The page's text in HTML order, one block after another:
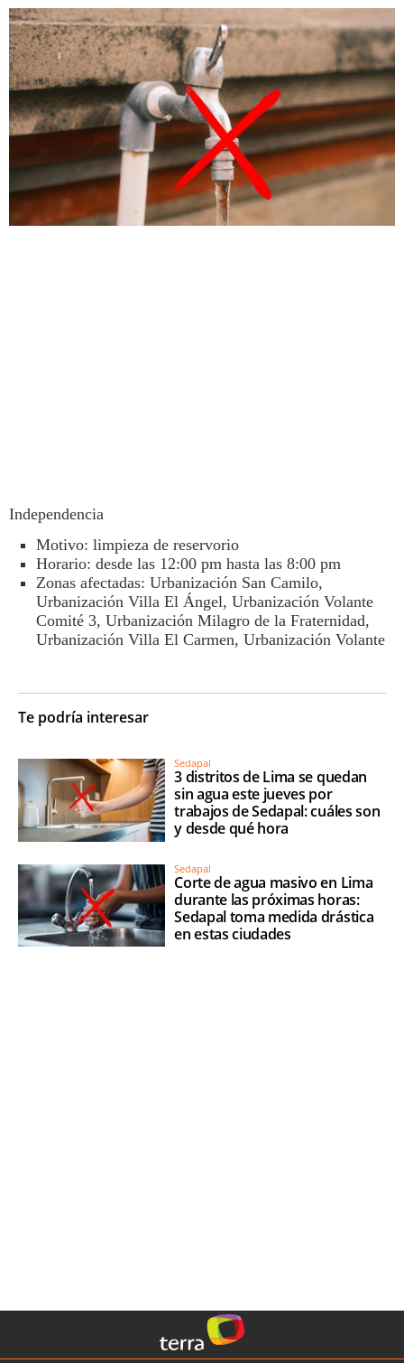
Independencia
Motivo: limpieza de reservorio
Horario: desde las 12:00 pm hasta las 8:00 pm
Zonas afectadas: Urbanización San Camilo,
Urbanización Villa El Ángel, Urbanización Volante
Comité 3, Urbanización Milagro de la Fraternidad,
Urbanización Villa El Carmen, Urbanización Volante
Te podría interesar
Sedapal
3 distritos de Lima se quedan
sin agua este jueves por
trabajos de Sedapal: cuáles son
y desde qué hora
Sedapal
Corte de agua masivo en Lima
durante las próximas horas:
Sedapal toma medida drástica
en estas ciudades